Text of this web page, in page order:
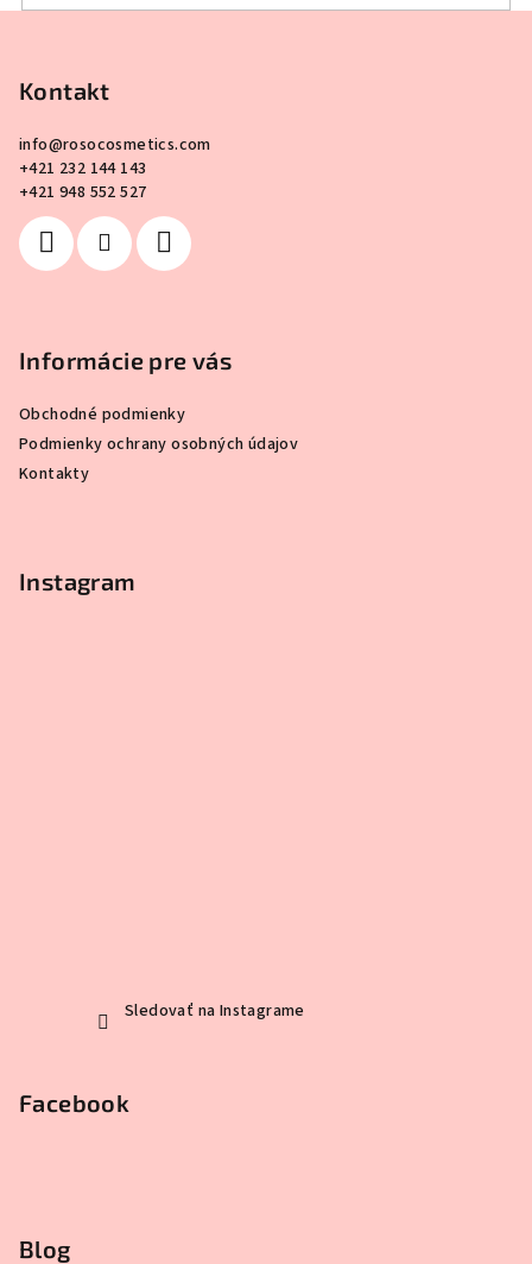
Kontakt
info@rosocosmetics.com
+421 232 144 143
+421 948 552 527
Informácie pre vás
Obchodné podmienky
Podmienky ochrany osobných údajov
Kontakty
Instagram
Sledovať na Instagrame
Facebook
Blog